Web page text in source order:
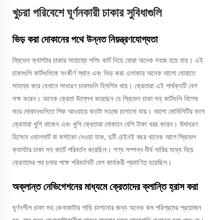
খুচরা পরিবেশে ঘূর্ণনকারী চাকার সুবিধাগুলি
ভিড় করা দোকানের পথে উন্নত নিয়ন্ত্রণযোগ্যতা
স্বিভেল ক্যাস্টার চাকার সাহায্যে শপিং কার্ট নিয়ে ঘোরা অনেক সহজ হয়ে যায়। এই
চাকাগুলি কার্টগুলিকে সংকীর্ণ স্থান এবং ভিড় করা এলাকায় অনেক ভালো ঘোরাতে
সাহায্য করে যেখানে সাধারণ চাকাগুলি হিমশিম খায়। ক্রেতারা এই পার্থক্যটি বেশ
লক্ষ করেন। অনেক ক্রেতা উল্লেখ করেছেন যে স্বিভেল চাকা সহ কার্টগুলি বিশেষ
করে দোকানগুলিতে পিক আওয়ারে কতটা সহজে চালানো যায়। ভালো মোবিলিটির ফলে
ক্রেতারা খুশি থাকেন এবং খুশি ক্রেতারা দোকানে বেশি টাকা খরচ করেন। উদাহরণ
হিসেবে ওয়ালমার্ট বা কস্টকো নেওয়া যাক, দুটি চেইনই বছর খানেক আগে স্বিভেল
ক্যাস্টার চাকা সহ কার্টে পরিবর্তন করেছিল। পণ্য সম্পন্ন দীর্ঘ সারির মধ্যে দিয়ে
ক্রেতাদের পথ চলার পক্ষে পরিবর্তনটি বেশ কার্যকরী প্রমাণিত হয়েছিল।
অক্লান্ত নেভিগেশনের মাধ্যমে ক্রেতাদের ক্লান্তি হ্রাস করা
ঘূর্ণনশীল চাকা সহ কেনাকাটার গাড়ি চালানোর জন্য অনেক কম পরিশ্রমের প্রয়োজন